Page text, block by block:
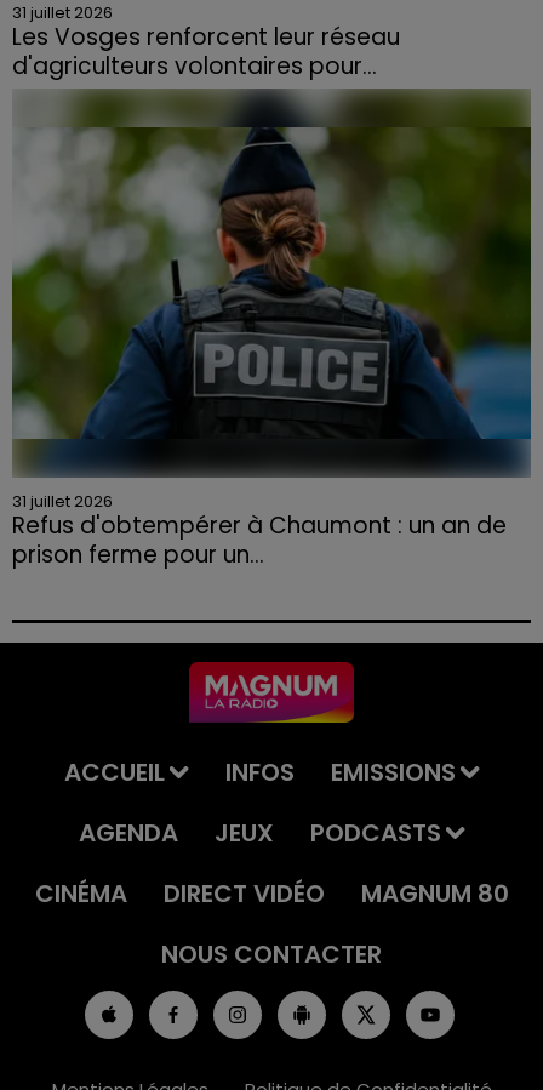
31 juillet 2026
Les Vosges renforcent leur réseau
d'agriculteurs volontaires pour...
Face à la sécheresse et aux risques de départs de feu,
la Chambre d'agriculture des Vosges a lancé un appel
aux agriculteurs volontaires pour venir en aide...
31 juillet 2026
Refus d'obtempérer à Chaumont : un an de
prison ferme pour un...
permis et la confiscation de son véhicule.
ACCUEIL INFOS
EMISSIONS
AGENDA
JEUX
PODCASTS
CINÉMA
DIRECT VIDÉO
MAGNUM 80
NOUS CONTACTER